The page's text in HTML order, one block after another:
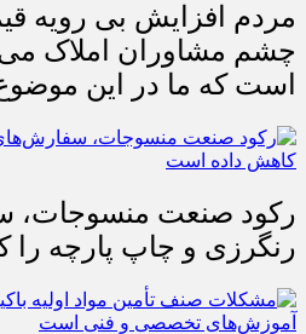
مردم افزایش بی رویه
چشم مشاوران املاک
است که ما در این
رکود صنعت منسوجات،
رنگرزی و چاپ پارچه